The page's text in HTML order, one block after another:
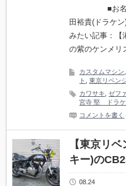
■お名前
田裕貴(ドラケ
みたい記事：【
の紫のケンメ
カスタムマシン
ト
,東京リベン
カワサキ ,ゼフ
宮寺 堅 ドラケ
コメントを書く
【東京リ
キー)の
08.24